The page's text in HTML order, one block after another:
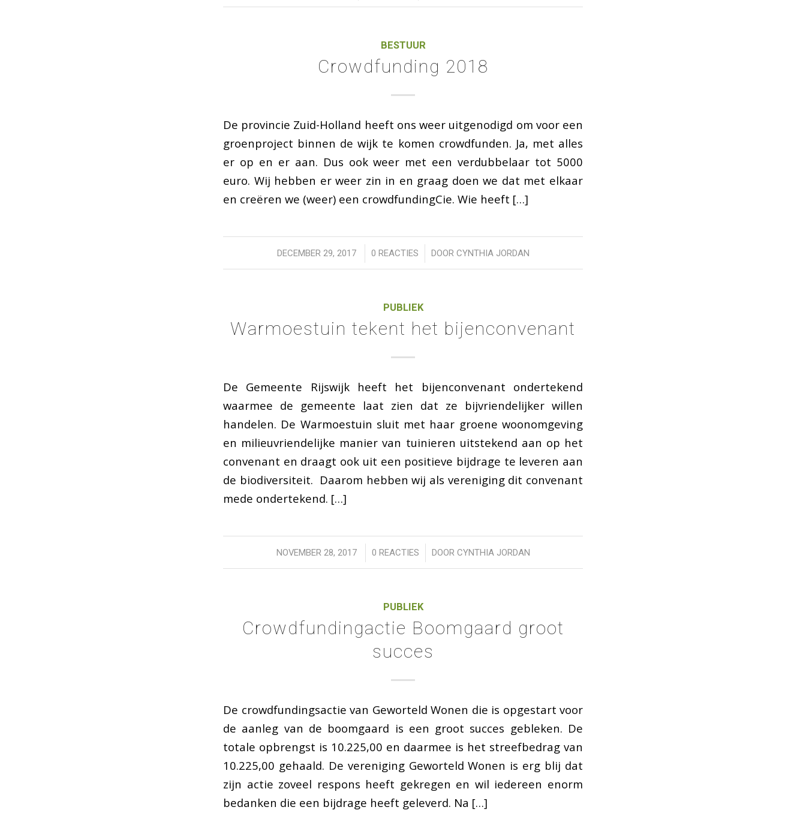
BESTUUR
Crowdfunding 2018
De provincie Zuid-Holland heeft ons weer uitgenodigd om voor een
groenproject binnen de wijk te komen crowdfunden. Ja, met alles
er op en er aan. Dus ook weer met een verdubbelaar tot 5000
euro. Wij hebben er weer zin in en graag doen we dat met elkaar
en creëren we (weer) een crowdfundingCie. Wie heeft […]
DECEMBER 29, 2017
/ 0 REACTIES
/ DOOR CYNTHIA JORDAN
PUBLIEK
Warmoestuin tekent het bijenconvenant
De Gemeente Rijswijk heeft het bijenconvenant ondertekend
waarmee de gemeente laat zien dat ze bijvriendelijker willen
handelen. De Warmoestuin sluit met haar groene woonomgeving
en milieuvriendelijke manier van tuinieren uitstekend aan op het
convenant en draagt ook uit een positieve bijdrage te leveren aan
de biodiversiteit. Daarom hebben wij als vereniging dit convenant
mede ondertekend. […]
NOVEMBER 28, 2017
/ 0 REACTIES
/ DOOR CYNTHIA JORDAN
PUBLIEK
Crowdfundingactie Boomgaard groot
succes
De crowdfundingsactie van Geworteld Wonen die is opgestart voor
de aanleg van de boomgaard is een groot succes gebleken. De
totale opbrengst is 10.225,00 en daarmee is het streefbedrag van
10.225,00 gehaald. De vereniging Geworteld Wonen is erg blij dat
zijn actie zoveel respons heeft gekregen en wil iedereen enorm
bedanken die een bijdrage heeft geleverd. Na […]